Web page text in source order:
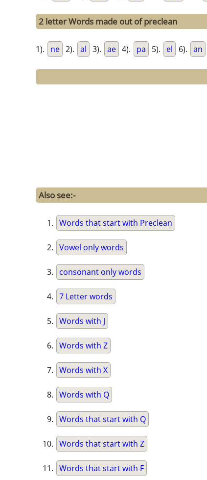
2 letter Words made out of preclean
1). ne 2). al 3). ae 4). pa 5). el 6). an
Also see:-
Words that start with Preclean
Vowel only words
consonant only words
7 Letter words
Words with J
Words with Z
Words with X
Words with Q
Words that start with Q
Words that start with Z
Words that start with F